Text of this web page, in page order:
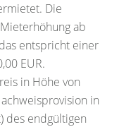
Die
ab
entspricht einer
EUR.
in Höhe von
in
des endgültigen